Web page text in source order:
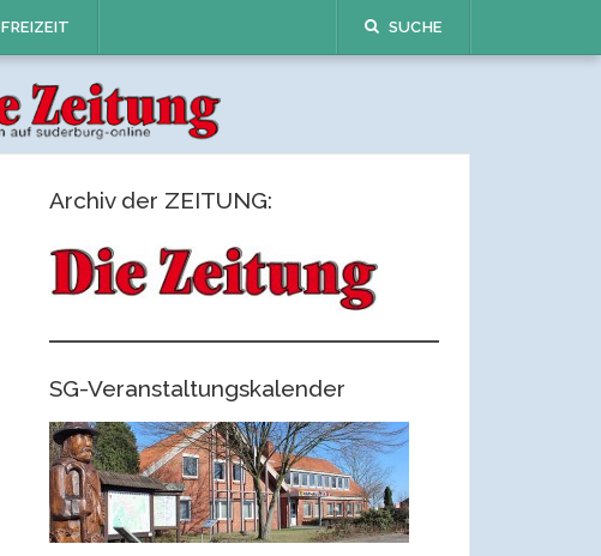
FREIZEIT SUCHE
Archiv der ZEITUNG:
SG-Veranstaltungskalender